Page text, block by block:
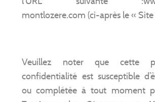
montlozere.com (ci-après le « Site
Veuillez noter que cette
confidentialité est susceptible
ou complétée à tout moment